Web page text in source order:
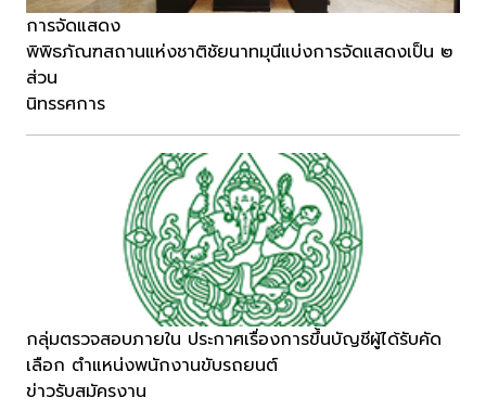
การจัดแสดง
พิพิธภัณฑสถานแห่งชาติชัยนาทมุนีแบ่งการจัดแสดงเป็น ๒
ส่วน
นิทรรศการ
กลุ่มตรวจสอบภายใน ประกาศเรื่องการขึ้นบัญชีผู้ได้รับคัด
เลือก ตำแหน่งพนักงานขับรถยนต์
ข่าวรับสมัครงาน